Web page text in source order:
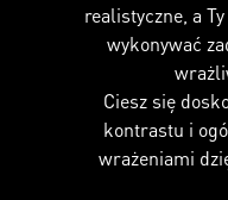
realistyczne, a
wykonywać
Ciesz się
kontrastu i
wrażeniami